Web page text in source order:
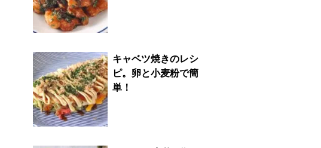
キャベツ焼きのレシ
ピ。卵と小麦粉で簡
単！